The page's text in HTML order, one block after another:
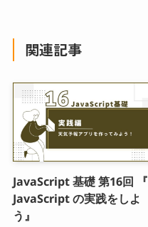
関連記事
JavaScript 基礎 第16回 『
JavaScript の実践をしよ
う』